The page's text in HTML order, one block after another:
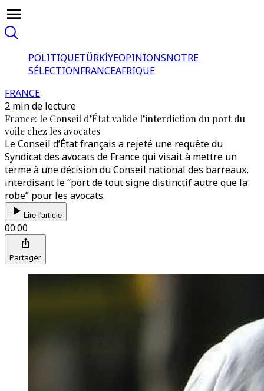
POLITIQUETÜRKİYEOPINIONSNOTRE
SÉLECTIONFRANCEAFRIQUE
FRANCE
2 min de lecture
France: le Conseil d’État valide l’interdiction du port du
voile chez les avocates
Le Conseil d’État français a rejeté une requête du
Syndicat des avocats de France qui visait à mettre un
terme à une décision du Conseil national des barreaux,
interdisant le “port de tout signe distinctif autre que la
robe” pour les avocats.
Lire l'article
00:00
Partager